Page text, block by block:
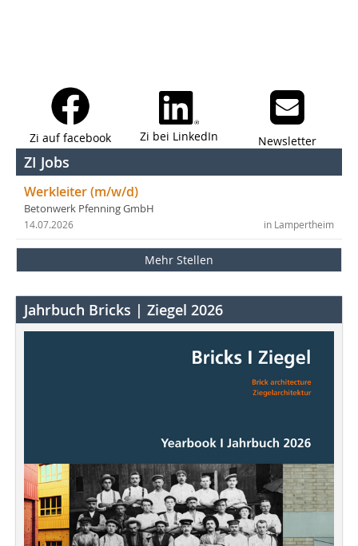
Zi auf facebook Zi bei LinkedIn Newsletter
ZI Jobs
Werkleiter (m/w/d)
Betonwerk Pfenning GmbH
in Lampertheim
14.07.2026
Mehr Stellen
Jahrbuch Bricks | Ziegel 2026